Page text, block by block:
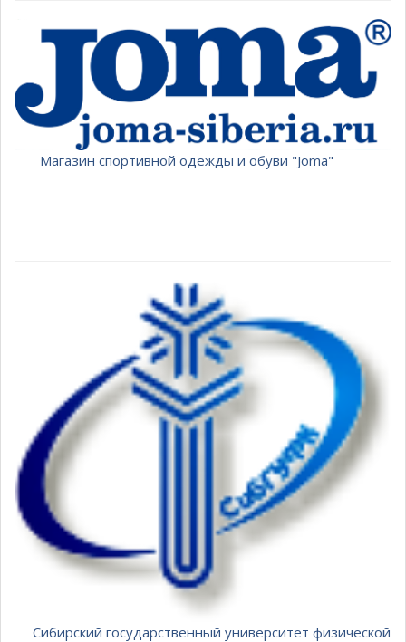
Магазин спортивной одежды и обуви "Joma"
Сибирский государственный университет физической